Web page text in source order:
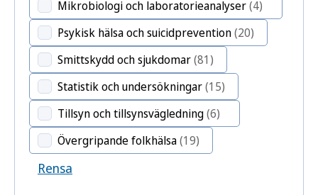
Mikrobiologi och laboratorieanalyser(4)
Psykisk hälsa och suicidprevention(20)
Smittskydd och sjukdomar(81)
Statistik och undersökningar(15)
Tillsyn och tillsynsvägledning(6)
Övergripande folkhälsa(19)
Rensa